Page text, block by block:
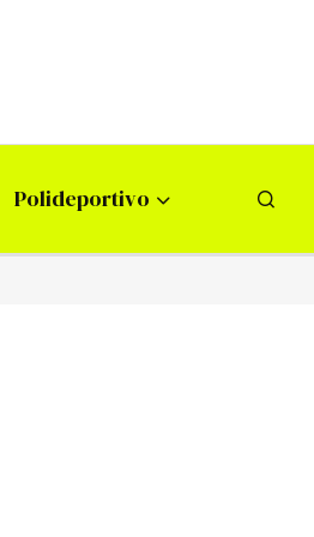
Polideportivo